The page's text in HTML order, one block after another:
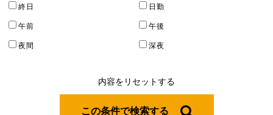
終日
日勤
午前
午後
夜間
深夜
この条件で検索する